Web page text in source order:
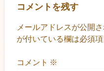
コメントを残す
メールアドレスが公開
が付いている欄は必須
コメント ※